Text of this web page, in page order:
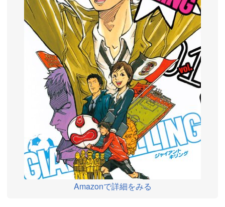
Amazonで詳細をみる